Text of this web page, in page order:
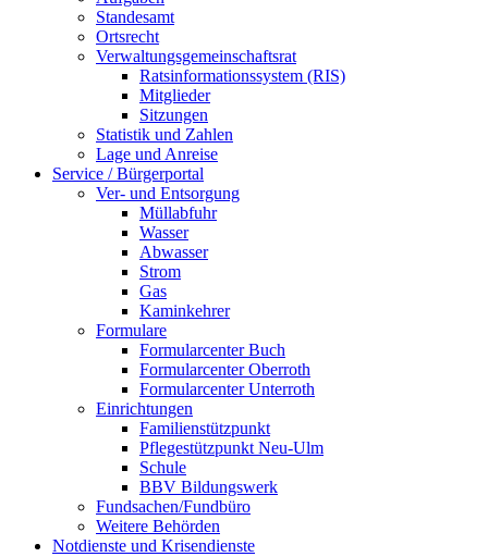
Standesamt
Ortsrecht
Verwaltungsgemeinschaftsrat
Ratsinformationssystem (RIS)
Mitglieder
Sitzungen
Statistik und Zahlen
Lage und Anreise
Service / Bürgerportal
Ver- und Entsorgung
Müllabfuhr
Wasser
Abwasser
Strom
Gas
Kaminkehrer
Formulare
Formularcenter Buch
Formularcenter Oberroth
Formularcenter Unterroth
Einrichtungen
Familienstützpunkt
Pflegestützpunkt Neu-Ulm
Schule
BBV Bildungswerk
Fundsachen/Fundbüro
Weitere Behörden
Notdienste und Krisendienste